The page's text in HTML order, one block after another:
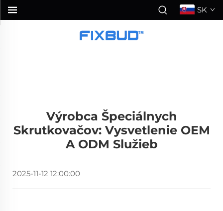
SK
Výrobca Špeciálnych
Skrutkovačov: Vysvetlenie OEM
A ODM Služieb
2025-11-12 12:00:00